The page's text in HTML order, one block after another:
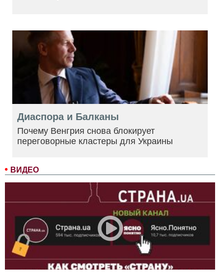
ВИДЕО
Диаспора и Балканы
Почему Венгрия снова блокирует
переговорные кластеры для Украины